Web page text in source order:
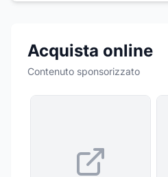
Acquista online
Contenuto sponsorizzato